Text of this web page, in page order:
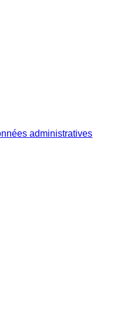
administratives